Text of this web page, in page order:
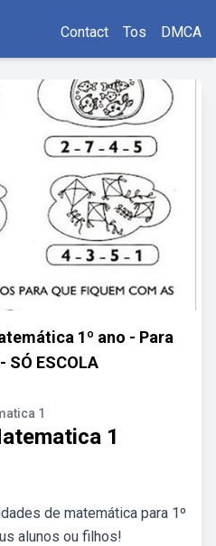
Contact Tos DMCA
1º ano - Para
SÓ ESCOLA
1
1
de matemática para 1º
alunos ou filhos!